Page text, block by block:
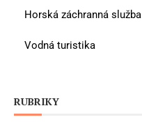
Horská záchranná služba
Vodná turistika
RUBRIKY